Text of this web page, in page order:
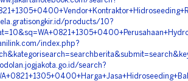
products/10?
index.php?
search?